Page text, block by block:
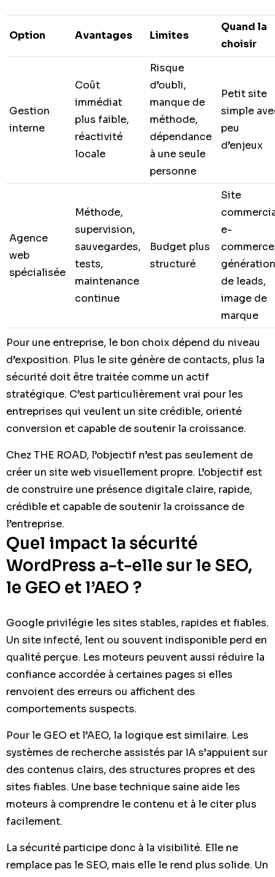
Option Avantages Limites
Quand la
choisir
Gestion
interne
Coût
immédiat
plus faible,
réactivité
locale
Risque
d’oubli,
manque de
méthode,
dépendance
à une seule
personne
Petit site
simple
peu
d’enjeux
Agence
web
spécialisée
Méthode,
supervision,
sauvegardes,
tests,
maintenance
continue
Budget plus
structuré
Site
e-
génération
de leads,
image de
marque
Pour une entreprise, le bon choix dépend du niveau
d’exposition. Plus le site génère de contacts, plus la
sécurité doit être traitée comme un actif
stratégique. C’est particulièrement vrai pour les
entreprises qui veulent un site crédible, orienté
conversion et capable de soutenir la croissance.
Chez THE ROAD, l’objectif n’est pas seulement de
créer un site web visuellement propre. L’objectif est
de construire une présence digitale claire, rapide,
crédible et capable de soutenir la croissance de
l’entreprise.
Quel impact la sécurité
WordPress a-t-elle sur le SEO,
le GEO et l’AEO ?
Google privilégie les sites stables, rapides et fiables.
Un site infecté, lent ou souvent indisponible perd en
qualité perçue. Les moteurs peuvent aussi réduire la
confiance accordée à certaines pages si elles
renvoient des erreurs ou affichent des
comportements suspects.
Pour le GEO et l’AEO, la logique est similaire. Les
systèmes de recherche assistés par IA s’appuient sur
des contenus clairs, des structures propres et des
sites fiables. Une base technique saine aide les
moteurs à comprendre le contenu et à le citer plus
facilement.
La sécurité participe donc à la visibilité. Elle ne
remplace pas le SEO, mais elle le rend plus solide. Un